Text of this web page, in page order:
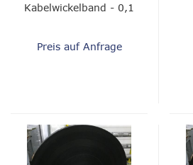
Kabelwickelband - 0,1
Preis auf Anfrage